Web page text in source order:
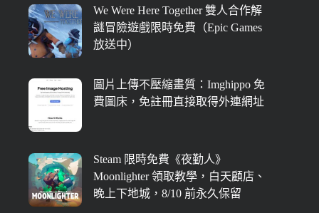
We Were Here Together 雙人合作解
謎冒險遊戲限時免費（Epic Games
放送中）
圖片上傳不壓縮畫質：Imghippo 免
費圖床，免註冊直接取得外連網址
Steam 限時免費《夜勤人》
Moonlighter 領取教學，白天顧店、
晚上下地城，8/10 前永久保留